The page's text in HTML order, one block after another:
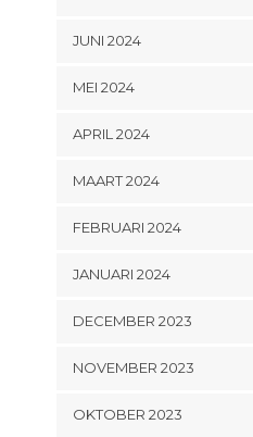
JUNI 2024
MEI 2024
APRIL 2024
MAART 2024
FEBRUARI 2024
JANUARI 2024
DECEMBER 2023
NOVEMBER 2023
OKTOBER 2023